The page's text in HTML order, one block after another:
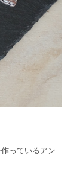
っているアン